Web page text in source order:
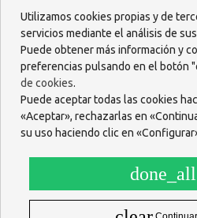
O escríbenos
618
Utilizamos cookies propias y de
servicios mediante el análisis de
Puede obtener más información y
preferencias pulsando en el botón
de cookies.
Puede aceptar todas las cookies
«Aceptar», rechazarlas en
su uso haciendo clic en
done_all